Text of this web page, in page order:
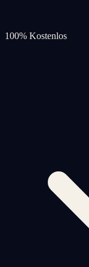
100% Kostenlos